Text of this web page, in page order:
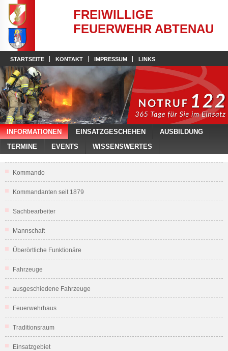
FREIWILLIGE
FEUERWEHR ABTENAU
STARTSEITE KONTAKT IMPRESSUM LINKS
INFORMATIONEN EINSATZGESCHEHEN
AUSBILDUNG
TERMINE
EVENTS WISSENSWERTES
Kommando
Kommandanten seit 1879
Sachbearbeiter
Mannschaft
Überörtliche Funktionäre
Fahrzeuge
ausgeschiedene Fahrzeuge
Feuerwehrhaus
Traditionsraum
Einsatzgebiet